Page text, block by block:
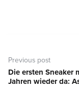
Previous post
Previous
post:
Die ersten Sneaker
Jahren wieder da: